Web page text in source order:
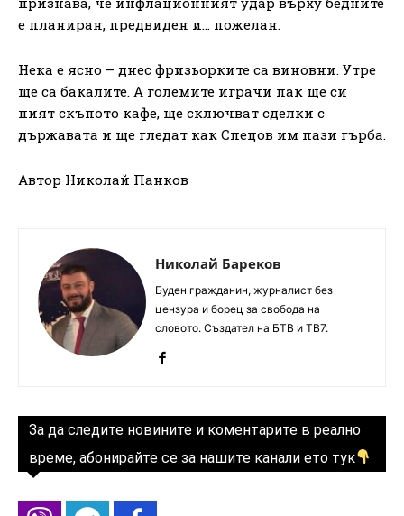
е планиран, предвиден и… пожелан.
Нека е ясно – днес фризьорките са виновни. Утре
ще са бакалите. А големите играчи пак ще си
пият скъпото кафе, ще сключват сделки с
държавата и ще гледат как Спецов им пази гърба.
Автор Николай Панков
Николай Бареков
Буден гражданин, журналист без
цензура и борец за свобода на
словото. Създател на БТВ и ТВ7.
За да следите новините и коментарите в реално
време, абонирайте се за нашите канали ето тук